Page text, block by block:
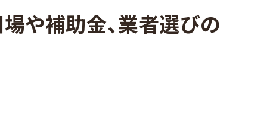
や補助金、業者選びの